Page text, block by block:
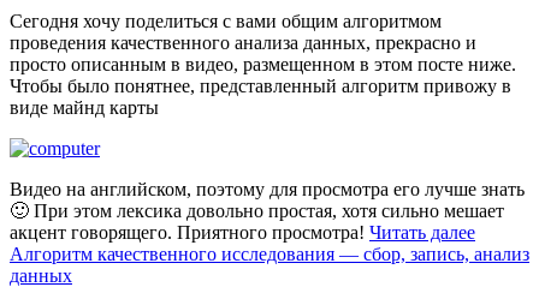
Сегодня хочу поделиться с вами общим алгоритмом
проведения качественного анализа данных, прекрасно и
просто описанным в видео, размещенном в этом посте ниже.
Чтобы было понятнее, представленный алгоритм привожу в
виде майнд карты
Видео на английском, поэтому для просмотра его лучше знать
🙂 При этом лексика довольно простая, хотя сильно мешает
акцент говорящего. Приятного просмотра! Читать далее
Алгоритм качественного исследования — сбор, запись, анализ
данных